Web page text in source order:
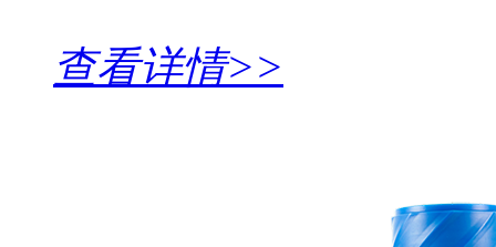
查看详情>>